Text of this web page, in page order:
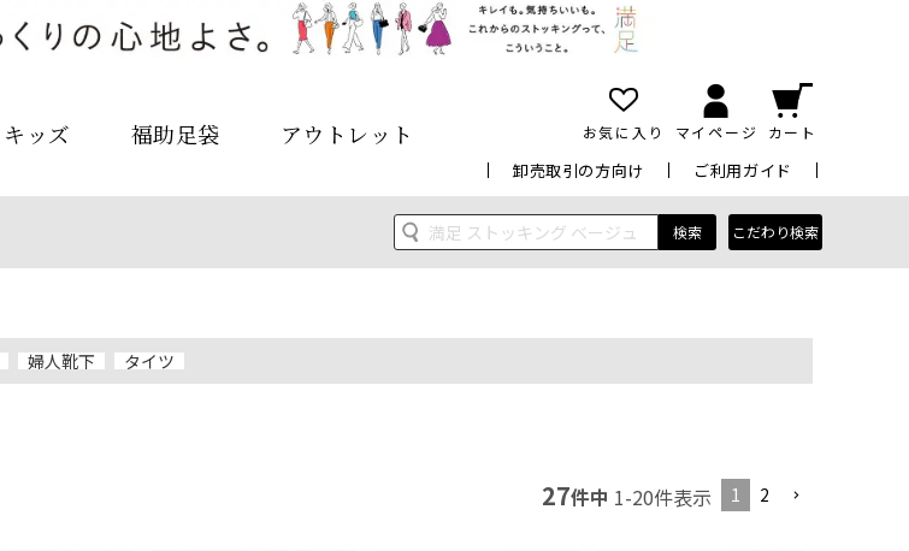
キッズ 福助足袋 アウトレット お気に入り マイページ カート
卸売取引の方向け ご利用ガイド
検索 こだわり検索
婦人靴下 タイツ
27件中 1-20件表示 1 2